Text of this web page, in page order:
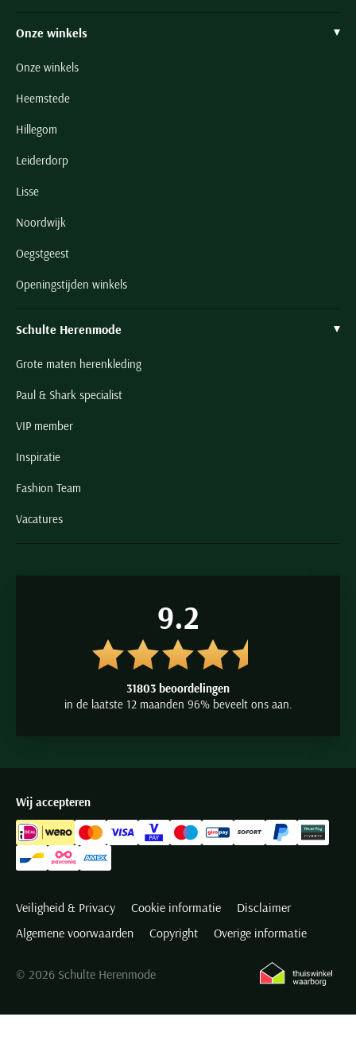
Onze winkels
Onze winkels
Heemstede
Hillegom
Leiderdorp
Lisse
Noordwijk
Oegstgeest
Openingstijden winkels
Schulte Herenmode
Grote maten herenkleding
Paul & Shark specialist
VIP member
Inspiratie
Fashion Team
Vacatures
9.2
31803 beoordelingen
in de laatste 12 maanden 96% beveelt ons aan.
Wij accepteren
Veiligheid & Privacy Cookie informatie
Disclaimer
Algemene voorwaarden
Copyright Overige informatie
© 2026 Schulte Herenmode